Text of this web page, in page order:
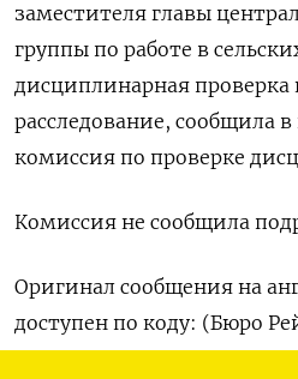
заместителя главы
‌группы по работе ​в
дисциплинарная проверка
расследование, сообщила
комиссия ​по проверке
Комиссия не сообщила
Оригинал ‌сообщения на
доступен по ​коду: (Бюро